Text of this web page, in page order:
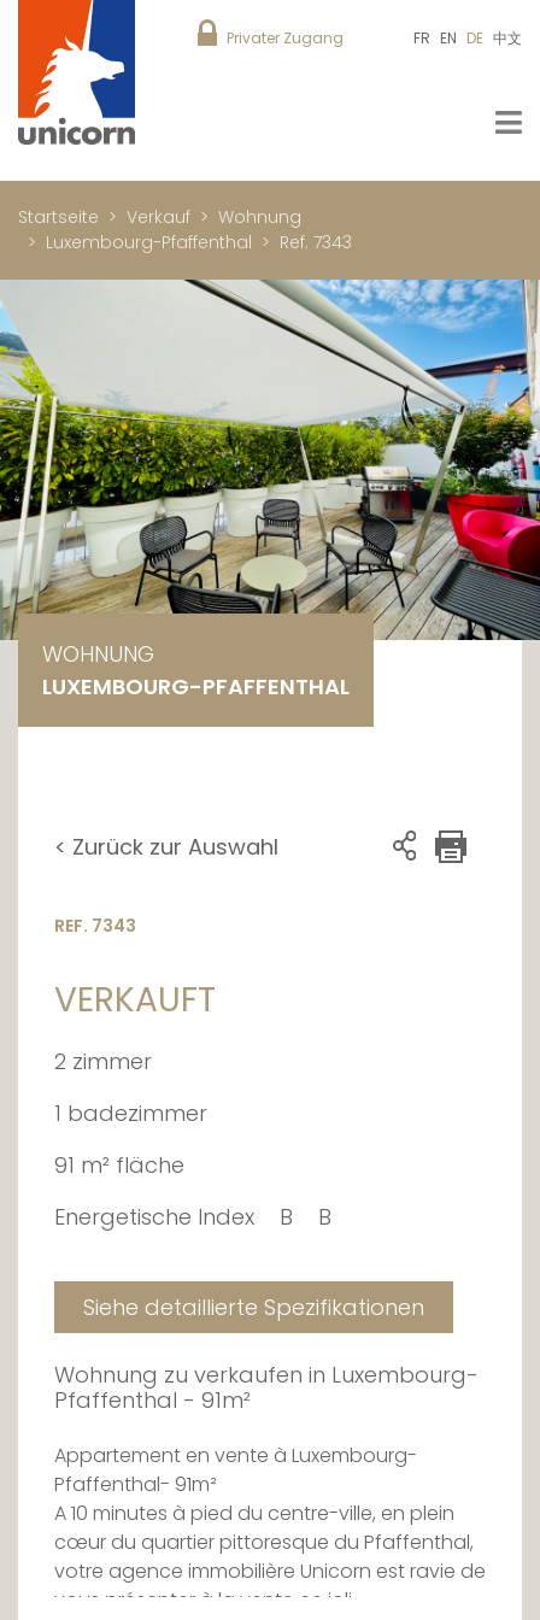
Privater Zugang FR EN DE 中文
Startseite Verkauf
Wohnung
Luxembourg-Pfaffenthal
Ref. 7343
WOHNUNG
LUXEMBOURG-PFAFFENTHAL
< Zurück zur Auswahl
REF. 7343
VERKAUFT
2 zimmer
1 badezimmer
91 m² fläche
Energetische Index
B B
Siehe detaillierte Spezifikationen
Wohnung zu verkaufen in Luxembourg-
Pfaffenthal - 91m²
Appartement en vente à Luxembourg-
Pfaffenthal- 91m²
A 10 minutes à pied du centre-ville, en plein
cœur du quartier pittoresque du Pfaffenthal,
votre agence immobilière Unicorn est ravie de
vous présenter à la vente ce joli